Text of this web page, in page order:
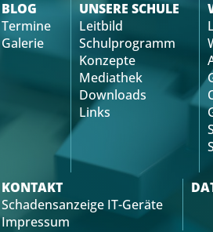
BLOG
Termine
Galerie
UNSERE SCHULE
Leitbild
Schulprogramm
Konzepte
Mediathek
Downloads
Links
KONTAKT
Schadensanzeige IT-Geräte
Impressum